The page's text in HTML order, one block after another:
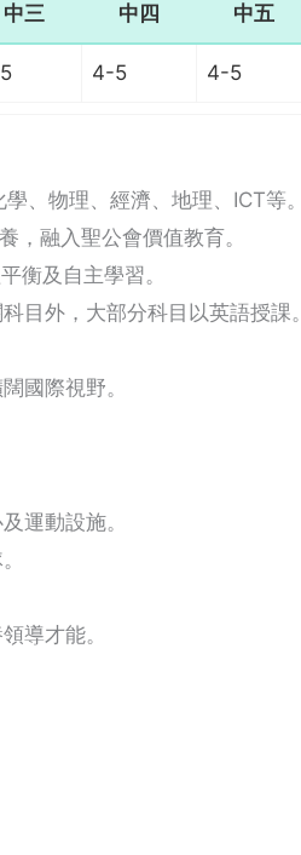
中三 中四 中五
4-5 4-5
、物理、經濟、地理、ICT等。
，融入聖公會價值教育。
衡及自主學習。
目外，大部分科目以英語授課。
國際視野。
運動設施。
導才能。